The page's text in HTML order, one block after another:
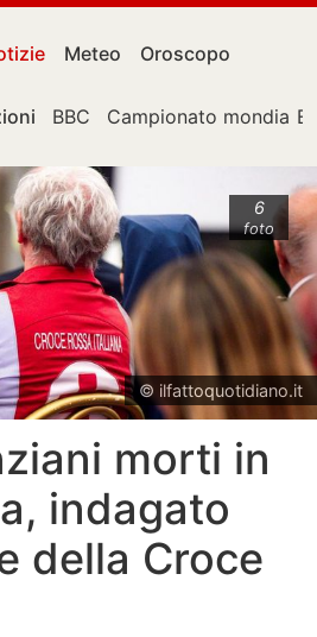
Meteo Oroscopo
BBC Campionato mondiale
6
foto
© ilfattoquotidiano.it
morti in
indagato
della Croce